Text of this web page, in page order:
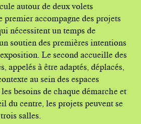
autour de deux volets
premier accompagne des projets
nécessitent un temps de
soutien des premières intentions
Le second accueille des
appelés à être adaptés, déplacés,
au sein des espaces
besoins de chaque démarche et
du centre, les projets peuvent se
salles.